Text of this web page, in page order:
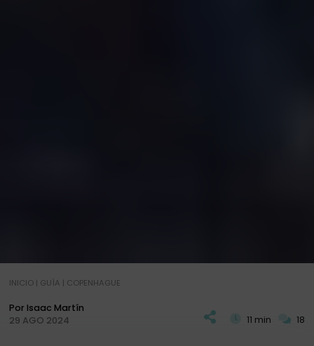
INICIO| GUÍA | COPENHAGUE
Por Isaac Martín
29 AGO 2024
11 min 18